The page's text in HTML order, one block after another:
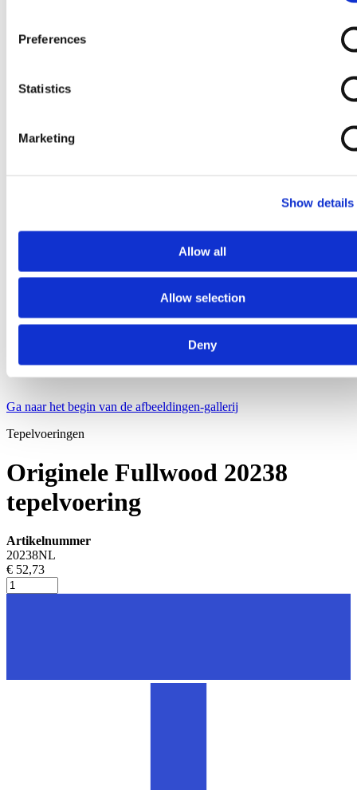
Preferences
Statistics
Marketing
Show details
Allow all
Allow selection
Deny
Ga naar het begin van de afbeeldingen-gallerij
Tepelvoeringen
Originele Fullwood 20238
tepelvoering
Artikelnummer
20238NL
€ 52,73